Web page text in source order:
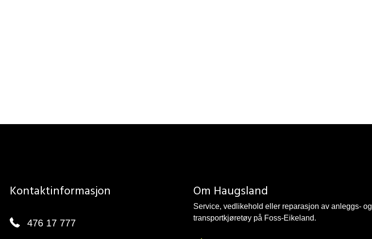
Kontaktinformasjon
476 17 777
Om Haugsland
Service, vedlikehold eller reparasjon av anleggs- og
transportkjøretøy på Foss-Eikeland.